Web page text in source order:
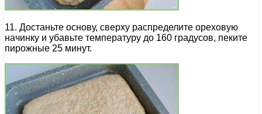
11. Достаньте основу, сверху распределите ореховую
начинку и убавьте температуру до 160 градусов, пеките
пирожные 25 минут.